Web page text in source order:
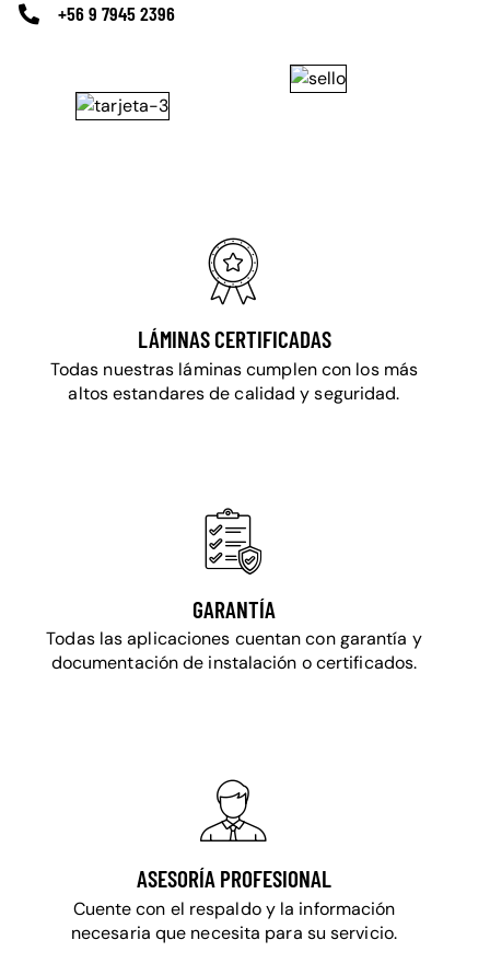
+56 9 7945 2396
LÁMINAS CERTIFICADAS
Todas nuestras láminas cumplen con los más
altos estandares de calidad y seguridad.
GARANTÍA
Todas las aplicaciones cuentan con garantía y
documentación de instalación o certificados.
ASESORÍA PROFESIONAL
Cuente con el respaldo y la información
necesaria que necesita para su servicio.